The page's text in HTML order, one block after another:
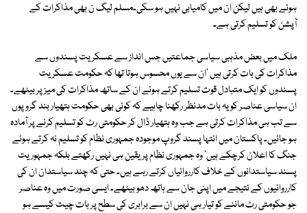
ہوئے بھی ہیں لیکن ان میں کامیابی نہیں ہو سکی۔مسلم لیگ ن بھی مذاکرات کے
آپشن کو تسلیم کرتی ہے۔
ملک میں بعض مذہبی سیاسی جماعتیں جس انداز سے عسکریت پسندوں سے
مذاکرات کی بات کرتی ہیں 'ان سے یوں محسوس ہوتا تھا کہ حکومت عسکریت
پسندوں کو ایک متبادل قوت تسلیم کرتے ہوئے ان کے ساتھ مذاکرات کی میز پر بیٹھے۔
ان سیاسی عناصر کو یہ بات مدنظر رکھنا چاہیے کہ کوئی بھی حکومت ہتھیار بند گروپوں
سے تب ہی مذاکرات کرتی ہے جب وہ ہتھیار ڈال کر حکومتی رٹ کو تسلیم کرنے پر آمادہ
ہو جائیں۔ پاکستان میں انتہا پسند گروپ موجودہ جمہوری نظام کو تسلیم نہ کرتے ہوئے
جنگ کا اعلان کرچکے ہیں' وہ جمہوری نظام پر یقین ہی نہیں رکھتے بلکہ جمہوریت
پسند سیاستدانوں کے خلاف کارروائیاں کرتے رہے ہیں۔ حتیٰ کہ چند سیاستدان ان کی
کارروائیوں کے نتیجے میں اپنی جان سے ہاتھ دھو بیٹھے۔ ایسی صورت میں وہ عناصر
جو حکومتی رٹ ماننے کو تیار ہی نہیں ان سے برابری کی سطح پر بات چیت کیسے ہو